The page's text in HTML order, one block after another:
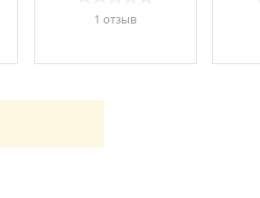
1 отзыв